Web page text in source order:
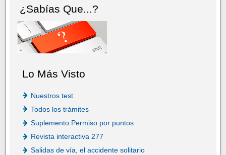
¿Sabías Que...?
Lo Más Visto
Nuestros test
Todos los trámites
Suplemento Permiso por puntos
Revista interactiva 277
Salidas de vía, el accidente solitario